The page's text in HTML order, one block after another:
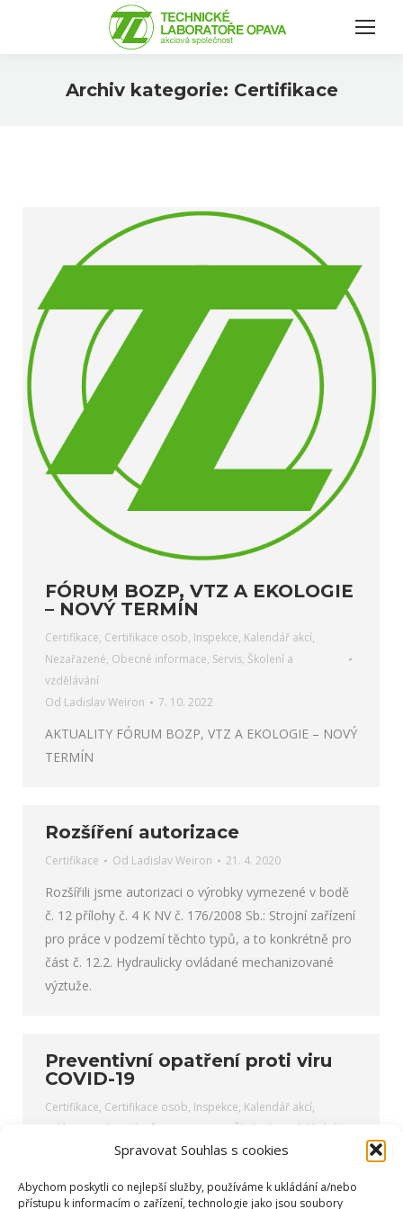
Spravovat Souhlas s cookies
Abychom poskytli co nejlepší služby, používáme k ukládání a/nebo
přístupu k informacím o zařízení, technologie jako jsou soubory
Archiv kategorie: Certifikace
FÓRUM BOZP, VTZ A EKOLOGIE
– NOVÝ TERMÍN
Certifikace, Certifikace osob, Inspekce, Kalendář akcí,
Nezařazené, Obecné informace, Servis, Školení a
vzdělávání
Od Ladislav Weiron 7. 10. 2022
AKTUALITY FÓRUM BOZP, VTZ A EKOLOGIE – NOVÝ
TERMÍN
Rozšíření autorizace
Certifikace Od Ladislav Weiron 21. 4. 2020
Rozšířili jsme autorizaci o výrobky vymezené v bodě
č. 12 přílohy č. 4 K NV č. 176/2008 Sb.: Strojní zařízení
pro práce v podzemí těchto typů, a to konkrétně pro
část č. 12.2. Hydraulicky ovládané mechanizované
výztuže.
Preventivní opatření proti viru
COVID-19
Certifikace, Certifikace osob, Inspekce, Kalendář akcí,
Kalibrace
Obecné informace Školení a vzdělávání
Společnost Technické Laboratoře Opava, akciová